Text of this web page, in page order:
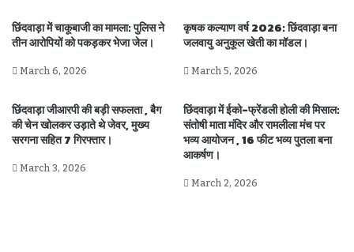
छिंदवाड़ा में चाकूबाजी का मामला: पुलिस ने
तीन आरोपियों को पकड़कर भेजा जेल।
March 6, 2026
कृषक कल्याण वर्ष 2026: छिंदवाड़ा बना
जलवायु अनुकूल खेती का मॉडल।
March 5, 2026
छिंदवाड़ा जीआरपी की बड़ी सफलता , बैग
की चेन खोलकर उड़ाते थे जेवर, मुख्य
सरगना सहित 7 गिरफ्तार।
March 3, 2026
छिंदवाड़ा में ईको-फ्रेंडली होली की मिसाल:
संतोषी माता मंदिर और रामलीला मंच पर
भव्य आयोजन , 16 फीट भव्य पुतला बना
आकर्षण।
March 2, 2026